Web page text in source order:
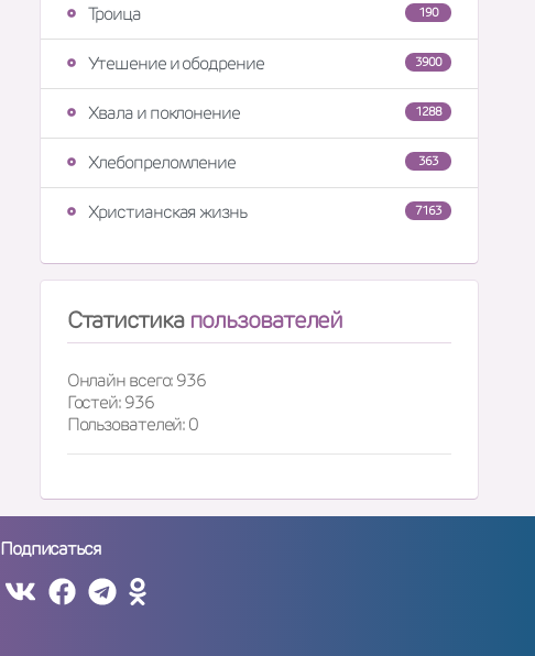
190
Троица
3900
Утешение и ободрение
1288
Хвала и поклонение
363
Хлебопреломление
7163
Христианская жизнь
Статистика пользователей
Онлайн всего: 936
Гостей: 936
Пользователей: 0
Подписаться